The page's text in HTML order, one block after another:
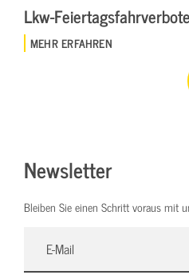
Lkw-
MEHR ERFAHREN
Newsletter
Bleiben Sie einen Schritt voraus mit